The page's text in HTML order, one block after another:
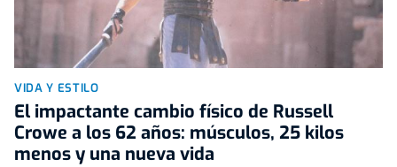
VIDA Y ESTILO
El impactante cambio físico de Russell
Crowe a los 62 años: músculos, 25 kilos
menos y una nueva vida